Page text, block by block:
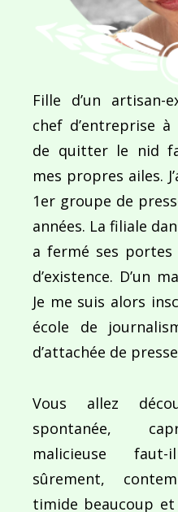
Ce site utilise Akismet
Navigation
l’article
Calendrier de l’Avent
Fille d’un artisan-
chef d’entreprise
de quitter le nid
mes propres ailes.
1er groupe de
années. La filiale
a fermé ses portes
d’existence. D’un
Je me suis alors
école de
d’attachée de
Vous allez
spontanée,
malicieuse
sûrement,
timide beaucoup